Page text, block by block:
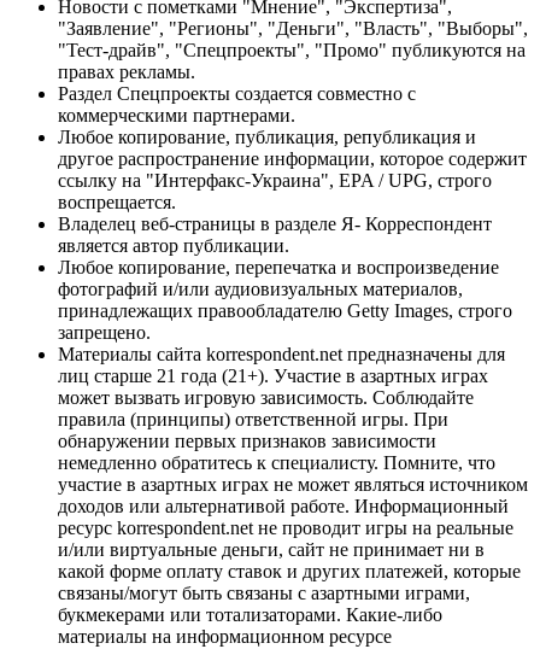
Новости с пометками "Мнение", "Экспертиза",
"Заявление", "Регионы", "Деньги", "Власть", "Выборы",
"Тест-драйв", "Спецпроекты", "Промо" публикуются на
правах рекламы.
Раздел Спецпроекты создается совместно с
коммерческими партнерами.
Любое копирование, публикация, републикация и
другое распространение информации, которое содержит
ссылку на "Интерфакс-Украина", EPA / UPG, строго
воспрещается.
Владелец веб-страницы в разделе Я- Корреспондент
является автор публикации.
Любое копирование, перепечатка и воспроизведение
фотографий и/или аудиовизуальных материалов,
принадлежащих правообладателю Getty Images, строго
запрещено.
Материалы сайта korrespondent.net предназначены для
лиц старше 21 года (21+). Участие в азартных играх
может вызвать игровую зависимость. Соблюдайте
правила (принципы) ответственной игры. При
обнаружении первых признаков зависимости
немедленно обратитесь к специалисту. Помните, что
участие в азартных играх не может являться источником
доходов или альтернативой работе. Информационный
ресурс korrespondent.net не проводит игры на реальные
и/или виртуальные деньги, сайт не принимает ни в
какой форме оплату ставок и других платежей, которые
связаны/могут быть связаны с азартными играми,
букмекерами или тотализаторами. Какие-либо
материалы на информационном ресурсе